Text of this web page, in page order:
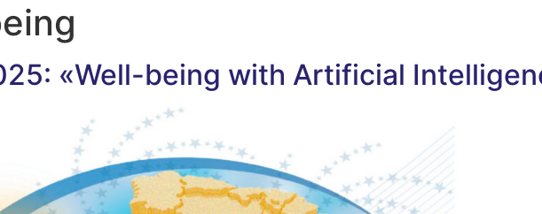
«Well-being with Artificial